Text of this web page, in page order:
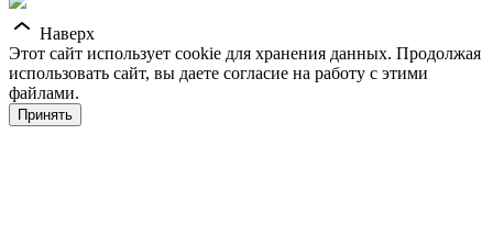
Наверх
Этот сайт использует cookie для хранения данных. Продолжая
использовать сайт, вы даете согласие на работу с этими
файлами.
Принять